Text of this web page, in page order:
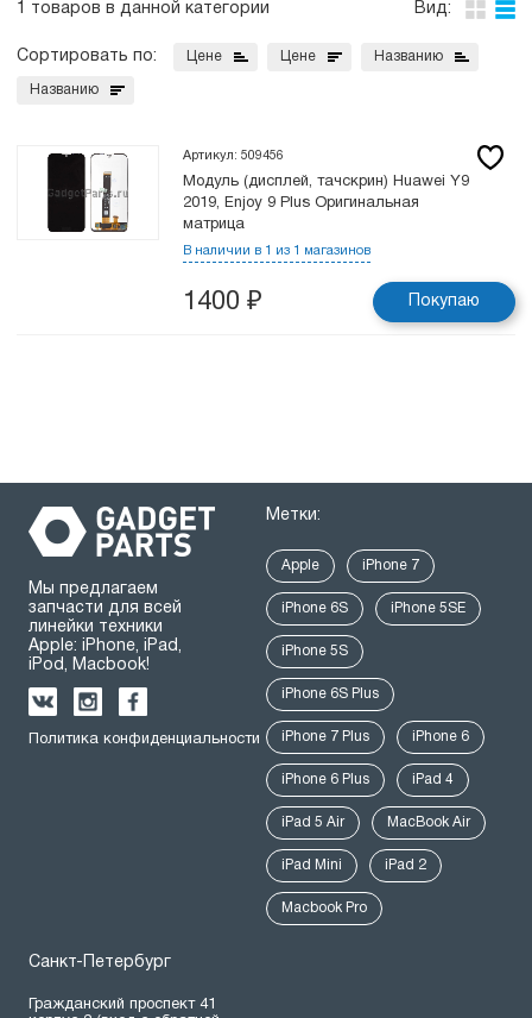
1 товаров в данной категории Вид:
Сортировать по: Цене Цене Названию
Названию
Артикул: 509456
Модуль (дисплей, тачскрин) Huawei Y9
2019, Enjoy 9 Plus Оригинальная
матрица
В наличии в 1 из 1 магазинов
1400 ₽ Покупаю
Мы предлагаем
запчасти для всей
линейки техники
Apple: iPhone, iPad,
iPod, Macbook!
Политика конфиденциальности
Метки:
Apple iPhone 7
iPhone 6S iPhone 5SE
iPhone 5S
iPhone 6S Plus
iPhone 7 Plus iPhone 6
iPhone 6 Plus iPad 4
iPad 5 Air MacBook Air
iPad Mini iPad 2
Macbook Pro
Санкт-Петербург
Гражданский проспект 41